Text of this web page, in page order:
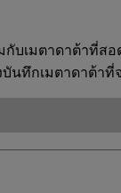
กับเมตาดาต้าที่ส
นทึกเมตาดาต้าที่